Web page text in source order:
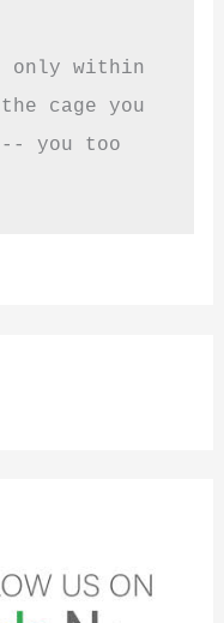
only within
cage you
you too